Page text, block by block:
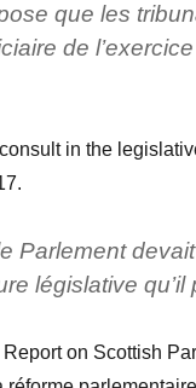
que les
de
in the
Parlement
législative qu’il
on Scottish